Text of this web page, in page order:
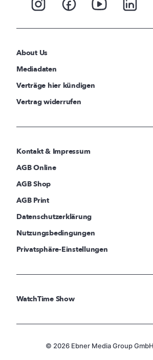
About Us
Mediadaten
Verträge hier kündigen
Vertrag widerrufen
Kontakt & Impressum
AGB Online
AGB Shop
AGB Print
Datenschutzerklärung
Nutzungsbedingungen
Privatsphäre-Einstellungen
WatchTime Show
© 2026 Ebner Media Group